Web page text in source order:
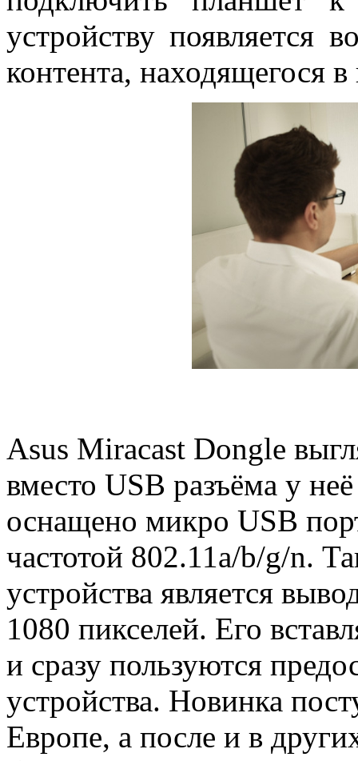
устройству появляется
контента, находящегося
Asus Miracast Dongle
вместо USB разъёма у
оснащено микро USB
частотой 802.11a/b/g/n.
устройства является
1080 пикселей. Его
и сразу пользуются
устройства. Новинка
Европе, а после и в